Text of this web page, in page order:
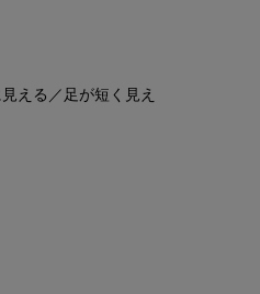
える／足が短く見え